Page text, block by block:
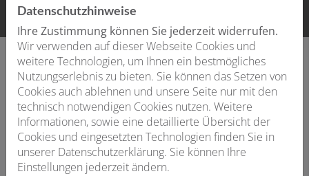
Mit einem Klick zu den Jobs
Datenschutzhinweise
Ihre Zustimmung können Sie jederzeit widerrufen.
Wir verwenden auf dieser Webseite Cookies und
weitere Technologien, um Ihnen ein bestmögliches
Nutzungserlebnis zu bieten. Sie können das Setzen von
Cookies auch ablehnen und unsere Seite nur mit den
technisch notwendigen Cookies nutzen. Weitere
Informationen, sowie eine detaillierte Übersicht der
Cookies und eingesetzten Technologien finden Sie in
unserer Datenschutzerklärung. Sie können Ihre
Einstellungen jederzeit ändern.